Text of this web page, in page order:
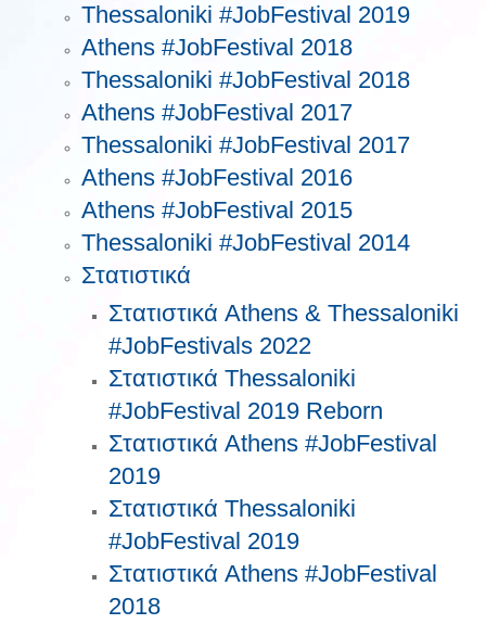
Thessaloniki #JobFestival 2019
Athens #JobFestival 2018
Thessaloniki #JobFestival 2018
Athens #JobFestival 2017
Τhessaloniki #JobFestival 2017
Athens #JobFestival 2016
Athens #JobFestival 2015
Thessaloniki #JobFestival 2014
Στατιστικά
Στατιστικά Athens & Thessaloniki
#JobFestivals 2022
Στατιστικά Thessaloniki
#JobFestival 2019 Reborn
Στατιστικά Athens #JobFestival
2019
Στατιστικά Thessaloniki
#JobFestival 2019
Στατιστικά Athens #JobFestival
2018